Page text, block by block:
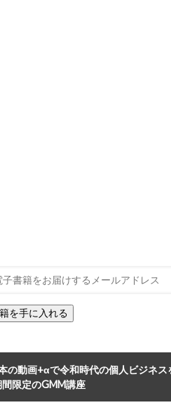
の動画+αで令和時代の個人ビジネス
間限定のGMM講座